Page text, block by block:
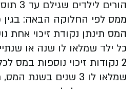
הורים
ממס לפי החלוקה הבאה: בגין
המס תינתן נקודת זיכוי אחת
כל ילד שמלאו לו שנה או
2 נקודות זיכוי נוספות במס
שמלאו לו 3 שנים בשנת